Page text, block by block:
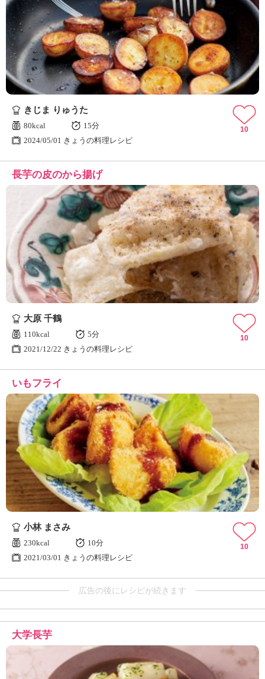
きじま りゅうた
80kcal
15分
2024/05/01 きょうの料理レシピ
10
長芋の皮のから揚げ
大原 千鶴
110kcal
5分
2021/12/22 きょうの料理レシピ
10
いもフライ
小林 まさみ
230kcal
10分
2021/03/01 きょうの料理レシピ
10
広告の後にレシピが続きます
大学長芋